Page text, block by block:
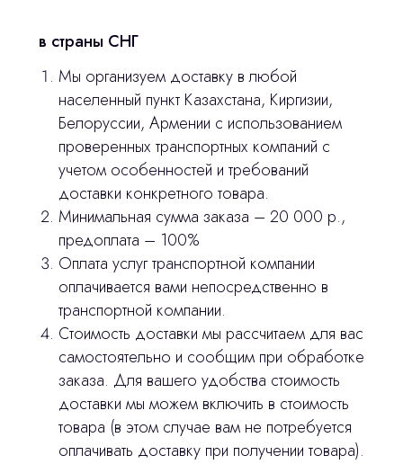
в страны СНГ
Мы организуем доставку в любой
населенный пункт Казахстана, Киргизии,
Белоруссии, Армении с использованием
проверенных транспортных компаний с
учетом особенностей и требований
доставки конкретного товара.
Минимальная сумма заказа – 20 000 р.,
предоплата – 100%
Оплата услуг транспортной компании
оплачивается вами непосредственно в
транспортной компании.
Стоимость доставки мы рассчитаем для вас
самостоятельно и сообщим при обработке
заказа. Для вашего удобства стоимость
доставки мы можем включить в стоимость
товара (в этом случае вам не потребуется
оплачивать доставку при получении товара).
ответим на все вопросы
© 2024 ЛС Дентал Групп
сделано
Главная
Продукция
3D печать
Лицензирование
Изготовление хирургических шаблонов
Оплата и доставка
Политика конфиденциальности
Контакты
stasicus